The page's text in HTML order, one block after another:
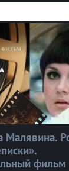
Малявина.
фильм